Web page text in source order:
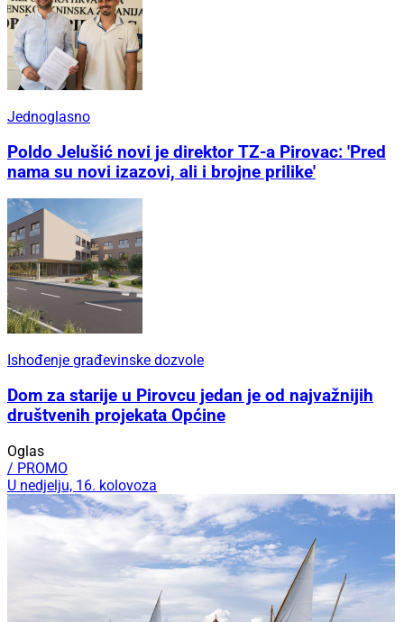
Jednoglasno
Poldo Jelušić novi je direktor TZ-a Pirovac: 'Pred
nama su novi izazovi, ali i brojne prilike'
Ishođenje građevinske dozvole
Dom za starije u Pirovcu jedan je od najvažnijih
društvenih projekata Općine
Oglas
/ PROMO
U nedjelju, 16. kolovoza